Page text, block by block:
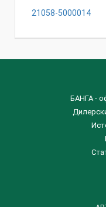
21058-5000014
БАНГА -